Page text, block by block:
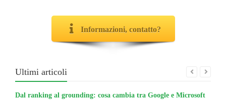
Informazioni, contatto?
Ultimi articoli
Dal ranking al grounding: cosa cambia tra Google e Microsoft